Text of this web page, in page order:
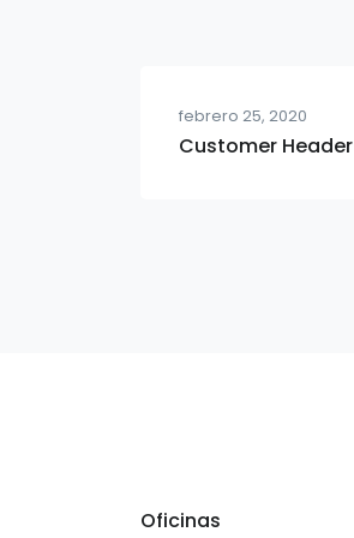
febrero 25, 2020
Customer Header
Oficinas